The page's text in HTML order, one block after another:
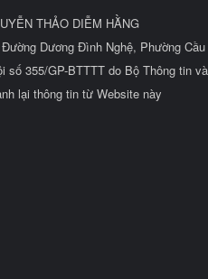
THẢO DIỄM HẰNG
Dương Đình Nghệ, Phường
số 355/GP-BTTTT do Bộ Thông tin
lại thông tin từ Website này